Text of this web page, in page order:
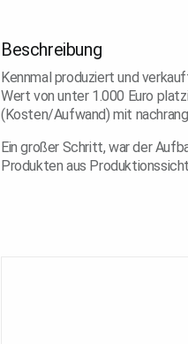
Beschreibung
Kennmal produziert und
Wert von unter 1.000 Euro
(Kosten/Aufwand) mit
Ein großer Schritt, war der
Produkten aus